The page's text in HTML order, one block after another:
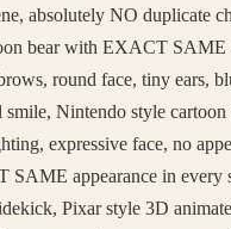
absolutely NO duplicate
bear with EXACT
round face, tiny ears,
smile, Nintendo style
expressive face, no
appearance in
Pixar style 3D